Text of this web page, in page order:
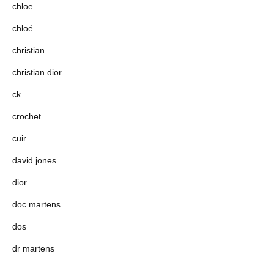
chloe
chloé
christian
christian dior
ck
crochet
cuir
david jones
dior
doc martens
dos
dr martens